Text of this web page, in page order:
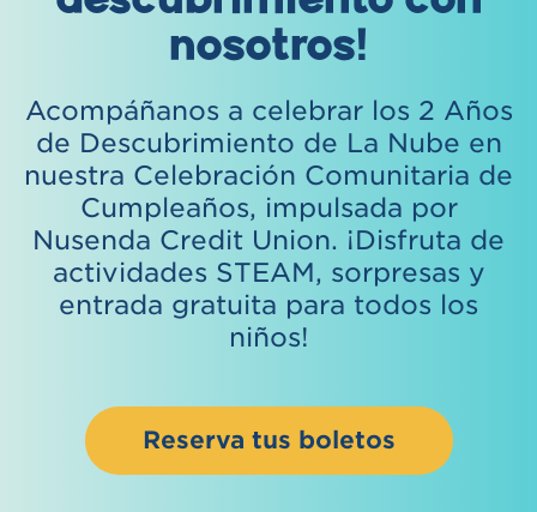
nosotros!
Acompáñanos a celebrar los 2 Años
de Descubrimiento de La Nube en
nuestra Celebración Comunitaria de
Cumpleaños, impulsada por
Nusenda Credit Union. ¡Disfruta de
actividades STEAM, sorpresas y
entrada gratuita para todos los
niños!
Reserva tus boletos